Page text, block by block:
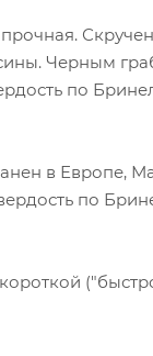
Черным
по
в Европе,
по